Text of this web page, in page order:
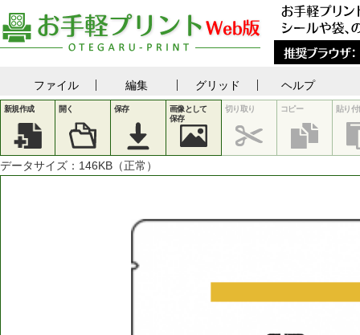
ファイル 編集 グリッド ヘルプ
新規作成 開く 保存
画像として
保存
切り取り コピー 貼り付
データサイズ： 146KB（正常）